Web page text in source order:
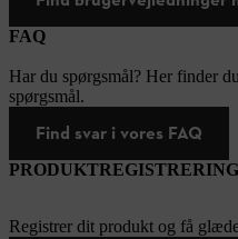
FAQ
Har du spørgsmål? Her finder
spørgsmål.
Find svar i vores FAQ
PRODUKTREGISTRERING
Registrer dit produkt og få